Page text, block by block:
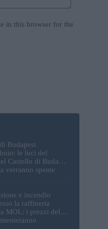
in this browser for the
Budapest
le luci del
Castello di Buda e
verranno spente
e incendio
la raffineria
MOL: i prezzi del